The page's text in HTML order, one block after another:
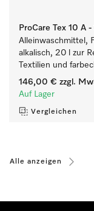
ProCare Tex 10 A -
Alleinwaschmittel,
alkalisch, 20 l zur
Textilien und
146,00 € zzgl.
Auf Lager
Vergleichen
Alle anzeigen